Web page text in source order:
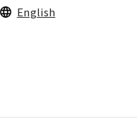
English